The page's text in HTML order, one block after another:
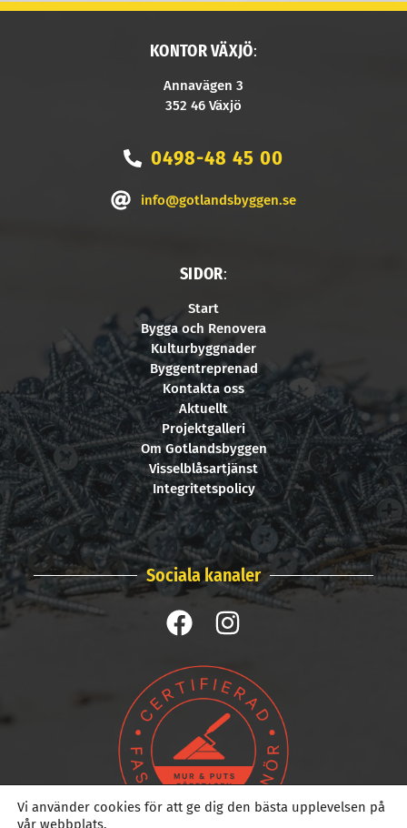
KONTOR VÄXJÖ:
Annavägen 3
352 46 Växjö
0498-48 45 00
info@gotlandsbyggen.se
SIDOR:
Start
Bygga och Renovera
Kulturbyggnader
Byggentreprenad
Kontakta oss
Aktuellt
Projektgalleri
Om Gotlandsbyggen
Visselblåsartjänst
Integritetspolicy
Sociala kanaler
Vi använder cookies för att ge dig den bästa upplevelsen på
vår webbplats.